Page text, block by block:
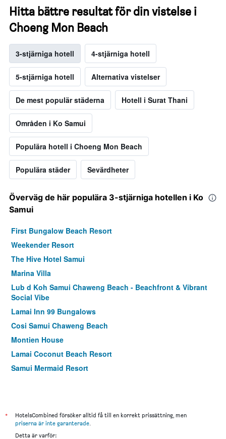
Hitta bättre resultat för din vistelse i
Choeng Mon Beach
3-stjärniga hotell 4-stjärniga hotell
5-stjärniga hotell Alternativa vistelser
De mest populär städerna Hotell i Surat Thani
Områden i Ko Samui
Populära hotell i Choeng Mon Beach
Populära städer Sevärdheter
Överväg de här populära 3-stjärniga hotellen i Ko
Samui
First Bungalow Beach Resort
Weekender Resort
The Hive Hotel Samui
Marina Villa
Lub d Koh Samui Chaweng Beach - Beachfront & Vibrant
Social Vibe
Lamai Inn 99 Bungalows
Cosi Samui Chaweng Beach
Montien House
Lamai Coconut Beach Resort
Samui Mermaid Resort
ibis Samui Bophut
Samui First House Hotel
*
HotelsCombined försöker alltid få till en korrekt prissättning, men
priserna är inte garanterade.
Detta är varför: